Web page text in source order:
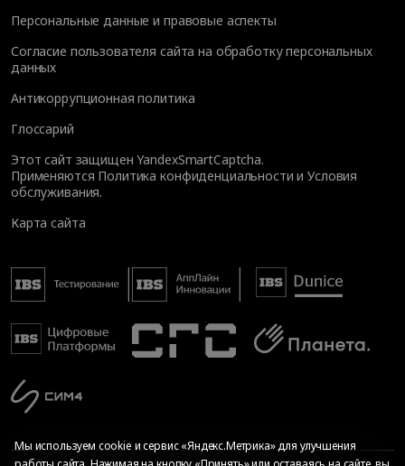
Персональные данные и правовые аспекты
Согласие пользователя сайта на обработку персональных
данных
Антикоррупционная политика
Глоссарий
Этот сайт защищен YandexSmartCaptcha.
Применяются Политика конфиденциальности иУсловия
обслуживания.
Карта сайта
Мы используем cookie и сервис «Яндекс.Метрика» для улучшения